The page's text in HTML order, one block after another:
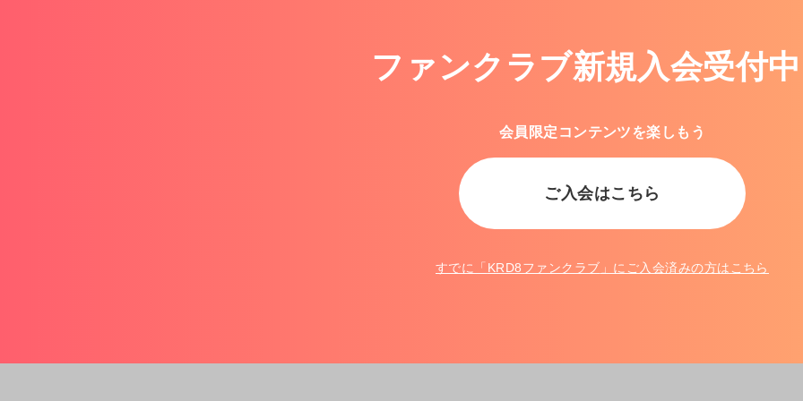
ファンクラブ新規入会受付
会員限定コンテンツを楽しもう
ご入会はこちら
すでに「 KRD8ファンクラブ 」にご入会済みの方はこちら